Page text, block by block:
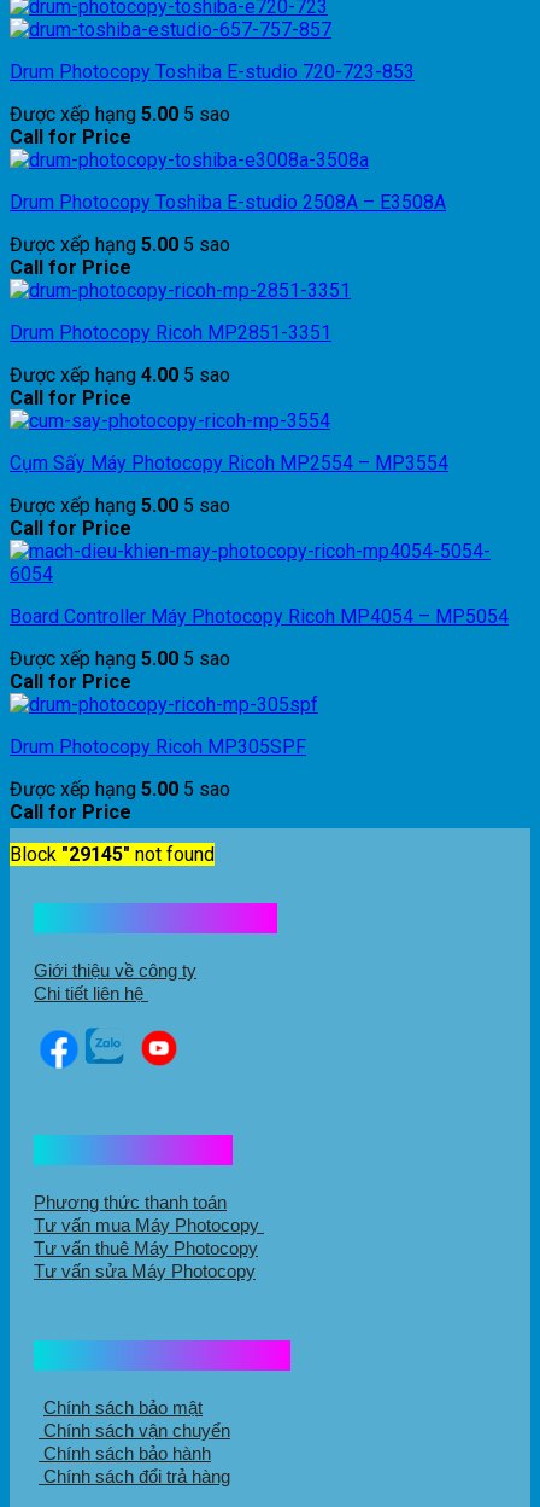
Drum Photocopy Toshiba E-studio 720-723-853
Được xếp hạng 5.00 5 sao
Call for Price
Drum Photocopy Toshiba E-studio 2508A – E3508A
Được xếp hạng 5.00 5 sao
Call for Price
Drum Photocopy Ricoh MP2851-3351
Được xếp hạng 4.00 5 sao
Call for Price
Cụm Sấy Máy Photocopy Ricoh MP2554 – MP3554
Được xếp hạng 5.00 5 sao
Call for Price
Board Controller Máy Photocopy Ricoh MP4054 – MP5054
Được xếp hạng 5.00 5 sao
Call for Price
Drum Photocopy Ricoh MP305SPF
Được xếp hạng 5.00 5 sao
Call for Price
Block "29145" not found
Giới thiệu về công ty
Chi tiết liên hệ
Phương thức thanh toán
Tư vấn mua Máy Photocopy
Tư vấn thuê Máy Photocopy
Tư vấn sửa Máy Photocopy
Chính sách bảo mật
Chính sách vận chuyển
Chính sách bảo hành
Chính sách đổi trả hàng